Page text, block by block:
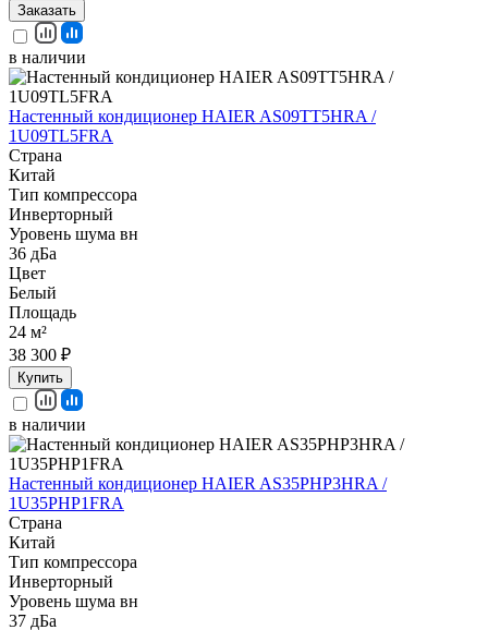
Заказать
в наличии
Настенный кондиционер HAIER AS09TT5HRA /
1U09TL5FRA
Страна
Китай
Тип компрессора
Инверторный
Уровень шума вн
36 дБа
Цвет
Белый
Площадь
24 м²
38 300 ₽
Купить
в наличии
Настенный кондиционер HAIER AS35PHP3HRA /
1U35PHP1FRA
Страна
Китай
Тип компрессора
Инверторный
Уровень шума вн
37 дБа